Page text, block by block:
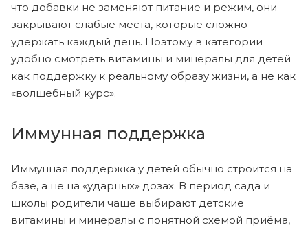
что добавки не заменяют питание и режим, они
закрывают слабые места, которые сложно
удержать каждый день. Поэтому в категории
удобно смотреть витамины и минералы для детей
как поддержку к реальному образу жизни, а не как
«волшебный курс».
Иммунная поддержка
Иммунная поддержка у детей обычно строится на
базе, а не на «ударных» дозах. В период сада и
школы родители чаще выбирают детские
витамины и минералы с понятной схемой приёма,